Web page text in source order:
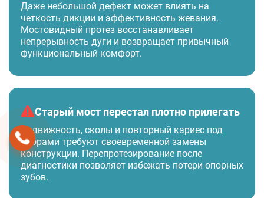
Даже небольшой дефект может влиять на
четкость дикции и эффективность жевания.
Мостовидный протез восстанавливает
непрерывность дуги и возвращает привычный
функциональный комфорт.
Старый мост перестал плотно прилегать
Подвижность, сколы и повторный кариес под
опорами требуют своевременной замены
конструкции. Перепротезирование после
диагностики позволяет избежать потери опорных
зубов.